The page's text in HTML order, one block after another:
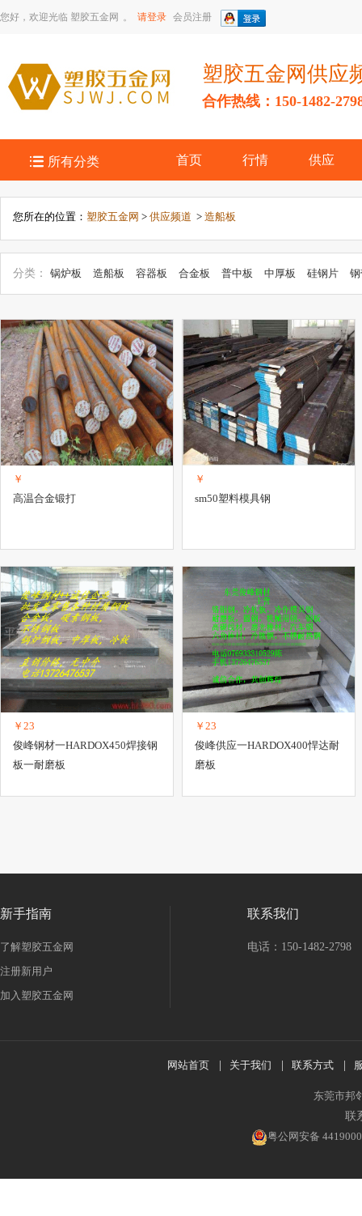
您好，欢迎光临 塑胶五金网 。 请登录 会员注册
塑胶五金网供应
合作热线：150-1482-
 所有分类 首页 行情 供应
您所在的位置： 塑胶五金网 > 供应频道 > 造船板
分类： 锅炉板 造船板 容器板 合金板 普中板 中厚板 硅钢片
￥
高温合金锻打
￥
sm50塑料模具钢
￥23
俊峰钢材一HARDOX450焊接钢
板一耐磨板
￥23
俊峰供应一HARDOX400悍达耐
磨板
新手指南
了解塑胶五金网
注册新用户
加入塑胶五金网
联系我们
电话：150-1482-2798
网站首页 关于我们 联系方式
东莞市邦
联
粤公网安备